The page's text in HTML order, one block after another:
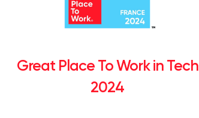
Great Place To Work in Tech
2024